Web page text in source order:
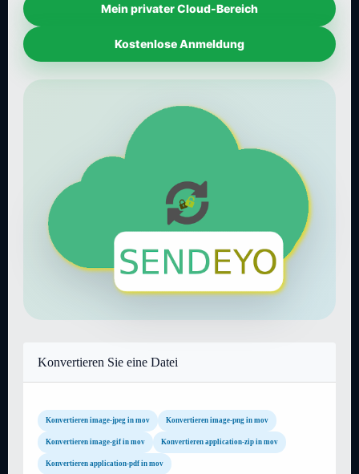
Mein privater Cloud-Bereich
Kostenlose Anmeldung
Konvertieren Sie eine Datei
Konvertieren image-jpeg in mov Konvertieren image-png in mov
Konvertieren image-gif in mov Konvertieren application-zip in mov
Konvertieren application-pdf in mov